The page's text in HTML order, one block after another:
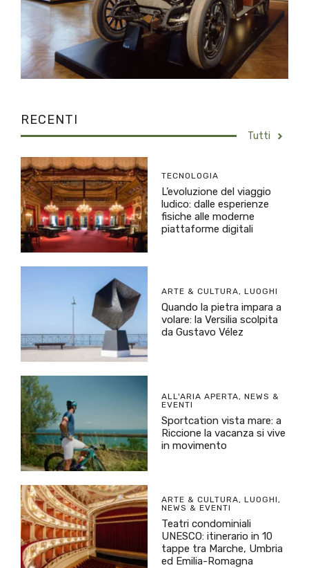
RECENTI
Tutti
TECNOLOGIA
L’evoluzione del viaggio
ludico: dalle esperienze
fisiche alle moderne
piattaforme digitali
ARTE & CULTURA, LUOGHI
Quando la pietra impara a
volare: la Versilia scolpita
da Gustavo Vélez
ALL'ARIA APERTA, NEWS &
EVENTI
Sportcation vista mare: a
Riccione la vacanza si vive
in movimento
ARTE & CULTURA, LUOGHI,
NEWS & EVENTI
Teatri condominiali
UNESCO: itinerario in 10
tappe tra Marche, Umbria
ed Emilia-Romagna